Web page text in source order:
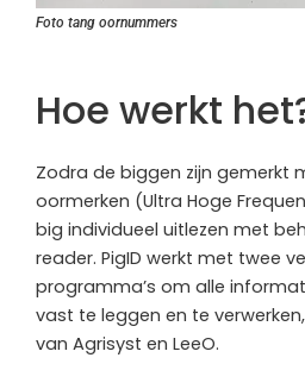
Foto tang oornummers
Hoe werkt
Zodra de biggen zijn gemerkt
oormerken (Ultra Hoge
big individueel uitlezen met
reader. PigID werkt met twee
programma’s om alle
vast te leggen en te
van Agrisyst en LeeO.